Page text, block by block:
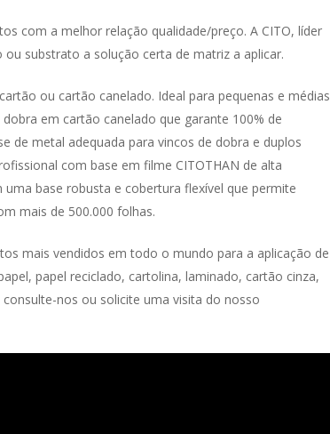
com a melhor relação qualidade/preço. A CITO, líder
substrato a solução certa de matriz a aplicar.
ou cartão canelado. Ideal para pequenas e médias
em cartão canelado que garante 100% de
de metal adequada para vincos de dobra e duplos
com base em filme CITOTHAN de alta
uma base robusta e cobertura flexível que permite
mais de 500.000 folhas.
mais vendidos em todo o mundo para a aplicação de
papel reciclado, cartolina, laminado, cartão cinza,
nos ou solicite uma visita do nosso